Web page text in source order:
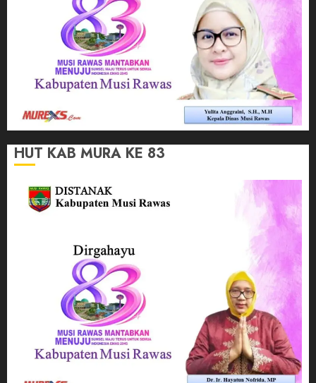
HUT KAB MURA KE 83